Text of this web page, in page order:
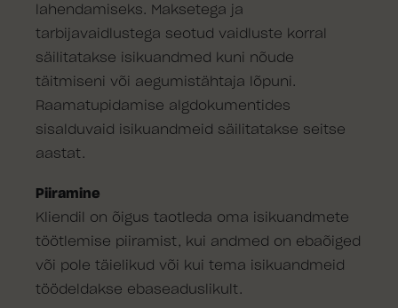
lahendamiseks. Maksetega ja
tarbijavaidlustega seotud vaidluste korral
säilitatakse isikuandmed kuni nõude
täitmiseni või aegumistähtaja lõpuni.
Raamatupidamise algdokumentides
sisalduvaid isikuandmeid säilitatakse seitse
aastat.
Piiramine
Kliendil on õigus taotleda oma isikuandmete
töötlemise piiramist, kui andmed on ebaõiged
või pole täielikud või kui tema isikuandmeid
töödeldakse ebaseaduslikult.